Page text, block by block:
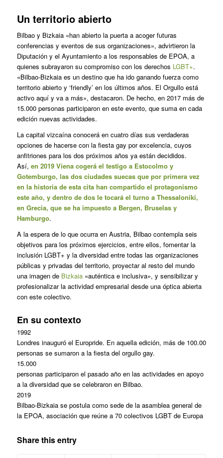
Un territorio abierto
Bilbao y Bizkaia «han abierto la puerta a acoger futuras
conferencias y eventos de sus organizaciones», advirtieron la
Diputación y el Ayuntamiento a los responsables de EPOA, a
quienes subrayaron su compromiso con los derechos LGBT+.
«Bilbao-Bizkaia es un destino que ha ido ganando fuerza como
territorio abierto y ‘friendly’ en los últimos años. El Orgullo está
activo aquí y va a más», destacaron. De hecho, en 2017 más de
15.000 personas participaron en este evento, que suma en cada
edición nuevas actividades.
La capital vizcaína conocerá en cuatro días sus verdaderas
opciones de hacerse con la fiesta gay por excelencia, cuyos
anfitriones para los dos próximos años ya están decididos.
Así, en 2019 Viena cogerá el testigo a Estocolmo y
Gotemburgo, las dos ciudades suecas que por primera vez
en la historia de esta cita han compartido el protagonismo
este año, y dentro de dos le tocará el turno a Thessaloniki,
en Grecia, que se ha impuesto a Bergen, Bruselas y
Hamburgo.
A la espera de lo que ocurra en Austria, Bilbao contempla seis
objetivos para los próximos ejercicios, entre ellos, fomentar la
inclusión LGBT+ y la diversidad entre todas las organizaciones
públicas y privadas del territorio, proyectar al resto del mundo
una imagen de Bizkaia«auténtica e inclusiva», y sensibilizar y
profesionalizar la actividad empresarial desde una óptica abierta
con este colectivo.
En su contexto
1992
Londres inauguró el Europride. En aquella edición, más de 100.00
personas se sumaron a la fiesta del orgullo gay.
15.000
personas participaron el pasado año en las actividades en apoyo
a la diversidad que se celebraron en Bilbao.
2019
Bilbao-Bizkaia se postula como sede de la asamblea general de
la EPOA, asociación que reúne a 70 colectivos LGBT de Europa
Share this entry